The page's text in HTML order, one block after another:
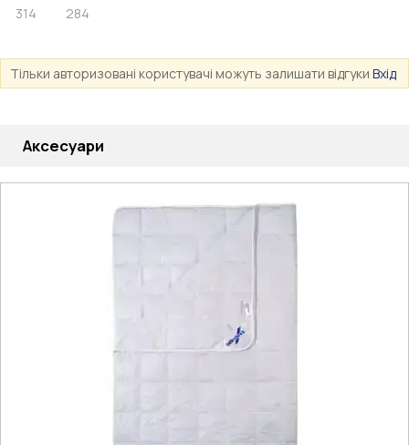
314
284
Тільки авторизовані користувачі можуть залишати відгуки Вхід
Аксесуари